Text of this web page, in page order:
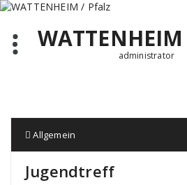
Zum
springen
administrator
Allgemein
Jugendtreff